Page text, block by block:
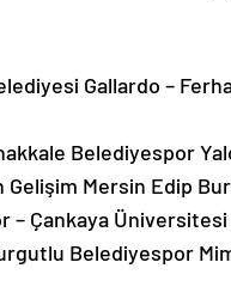
Gallardo –
Belediyespor
Mersin Edip
– Çankaya
Belediyespor